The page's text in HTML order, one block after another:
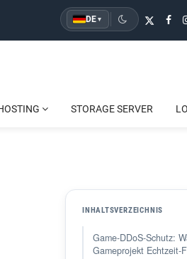
DE ▾
STORAGE SERVER
INHALTSVERZEICHNIS
Game-DDoS-Schutz:
Gameprojekt Echtzeit-